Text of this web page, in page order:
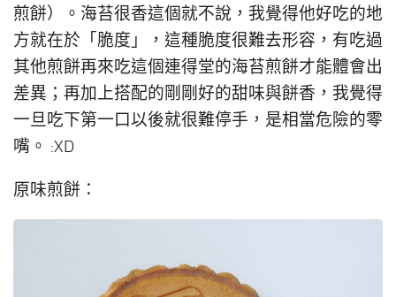
煎餅）。海苔很香這個就不說，我覺得他好吃的地
方就在於「脆度」，這種脆度很難去形容，有吃過
其他煎餅再來吃這個連得堂的海苔煎餅才能體會出
差異；再加上搭配的剛剛好的甜味與餅香，我覺得
一旦吃下第一口以後就很難停手，是相當危險的零
嘴。 :XD
原味煎餅：